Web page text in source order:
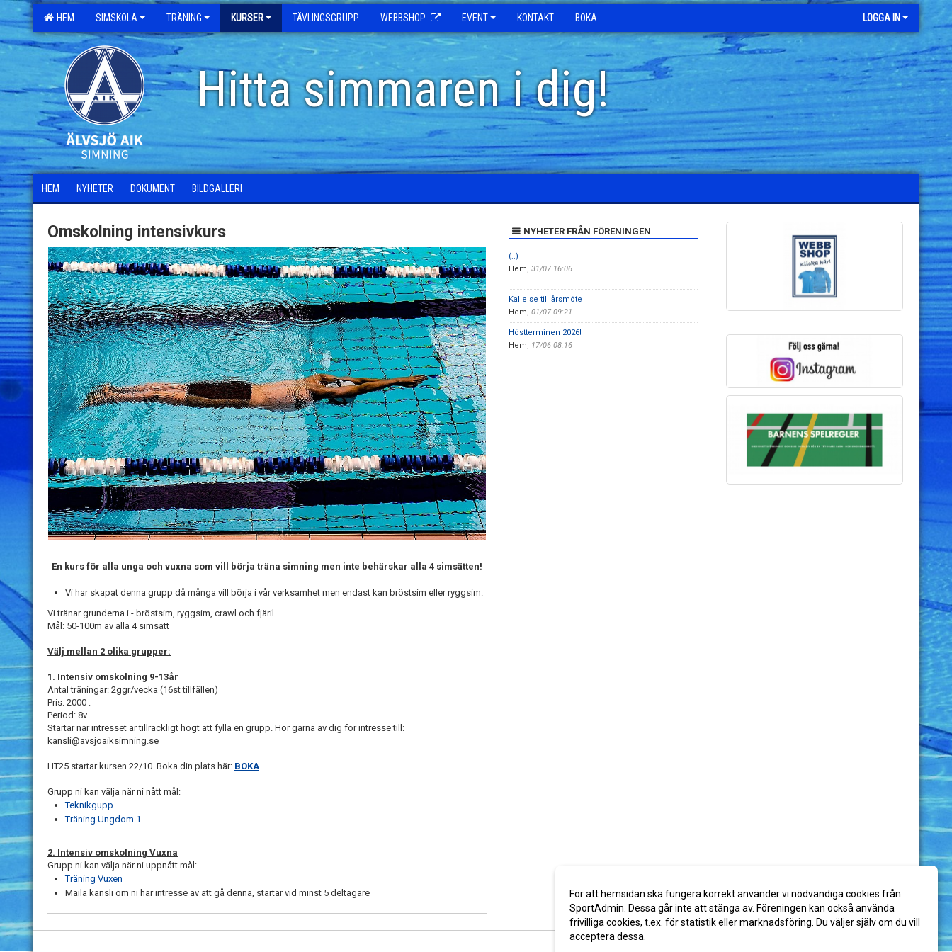
HEM SIMSKOLA TRÄNING KURSER TÄVLINGSGRUPP WEBBSHOP EVENT KONTAKT BOKA LOGGA IN
Hitta simmaren i dig!
HEM NYHETER DOKUMENT BILDGALLERI
Omskolning intensivkurs
En kurs för alla unga och vuxna som vill börja träna simning men inte behärskar alla 4 simsätten!
Vi har skapat denna grupp då många vill börja i vår verksamhet men endast kan bröstsim eller ryggsim.
Vi tränar grunderna i - bröstsim, ryggsim, crawl och fjäril.
Mål: 50-100m av alla 4 simsätt
Välj mellan 2 olika grupper:
1. Intensiv omskolning 9-13år
Antal träningar: 2ggr/vecka (16st tillfällen)
Pris: 2000 :-
Period: 8v
Startar när intresset är tillräckligt högt att fylla en grupp. Hör gärna av dig för intresse till:
kansli@avsjoaiksimning.se
HT25 startar kursen 22/10. Boka din plats här: BOKA
Grupp ni kan välja när ni nått mål:
Teknikgupp
Träning Ungdom 1
2. Intensiv omskolning Vuxna
Grupp ni kan välja när ni uppnått mål:
Träning Vuxen
Maila kansli om ni har intresse av att gå denna, startar vid minst 5 deltagare
NYHETER FRÅN FÖRENINGEN
(..)
Hem, 31/07 16:06
Kallelse till årsmöte
Hem, 01/07 09:21
Höstterminen 2026!
Hem, 17/06 08:16
För att hemsidan ska fungera korrekt använder vi nödvändiga cookies från
SportAdmin. Dessa går inte att stänga av. Föreningen kan också använda
frivilliga cookies, t.ex. för statistik eller marknadsföring. Du väljer själv om du vill
acceptera dessa.